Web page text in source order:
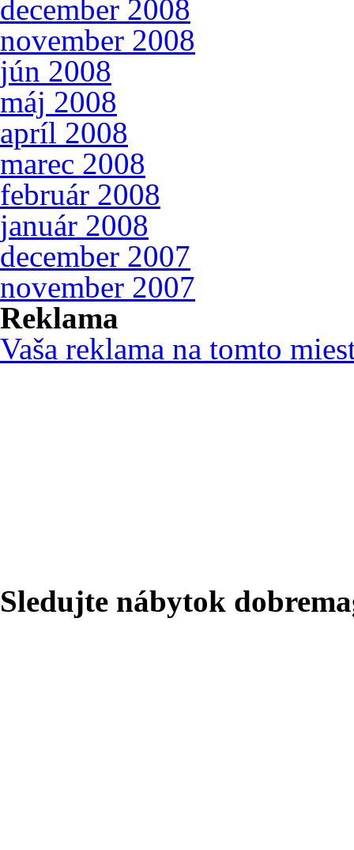
december 2008
november 2008
jún 2008
máj 2008
apríl 2008
marec 2008
február 2008
január 2008
december 2007
november 2007
Reklama
Vaša reklama na tomto
Sledujte nábytok